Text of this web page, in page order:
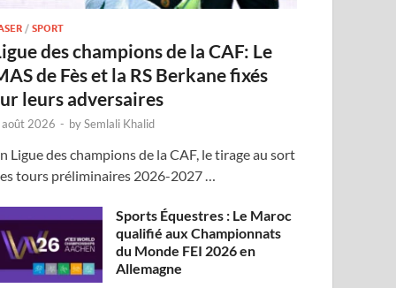
/SPORT
des champions de la CAF: Le
de Fès et la RS Berkane fixés
leurs adversaires
2026 - bySemlali Khalid
Ligue des champions de la CAF, le tirage au sort
tours préliminaires 2026-2027 …
Sports Équestres : Le Maroc
qualifié aux Championnats
du Monde FEI 2026 en
Allemagne